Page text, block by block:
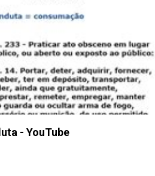
- YouTube